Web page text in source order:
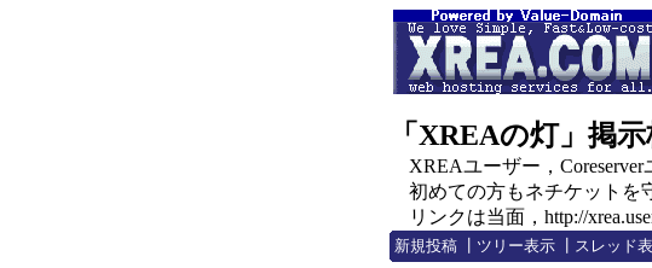
「XREAの灯」掲示
XREAユーザー，Coreserver
初めての方もネチケットを
リンクは当面，http://
新規投稿 ツリー表示 スレッド